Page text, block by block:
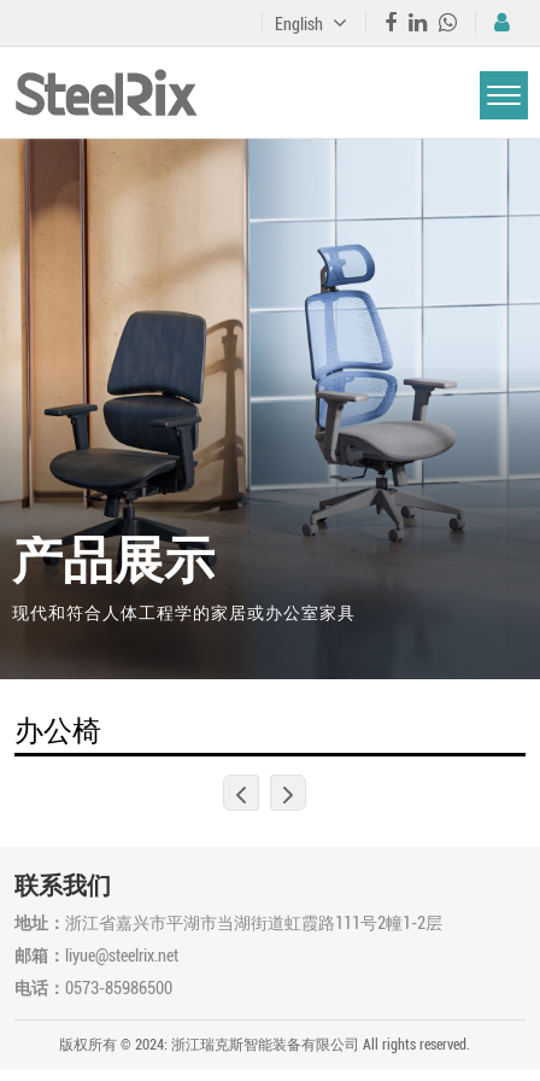
English
产品展示
现代和符合人体工程学的家居或办公室家具
办公椅
联系我们
地址： 浙江省嘉兴市平湖市当湖街道虹霞路111号2幢1-2层
邮箱： liyue@steelrix.net
电话： 0573-85986500
版权所有 © 2024: 浙江瑞克斯智能装备有限公司 All rights reserved.